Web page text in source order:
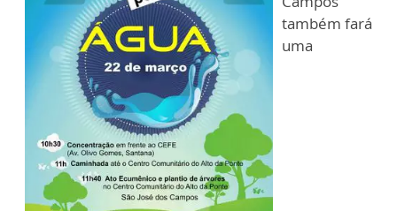
também fará
uma